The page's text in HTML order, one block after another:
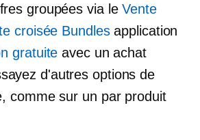
groupées via leVente
croisée Bundlesapplication
gratuite avec un achat
d'autres options de
comme sur un par produit